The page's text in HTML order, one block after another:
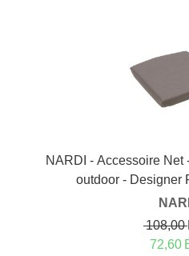
NARDI - Accessoire Net
outdoor - Designer
108,00
72,60